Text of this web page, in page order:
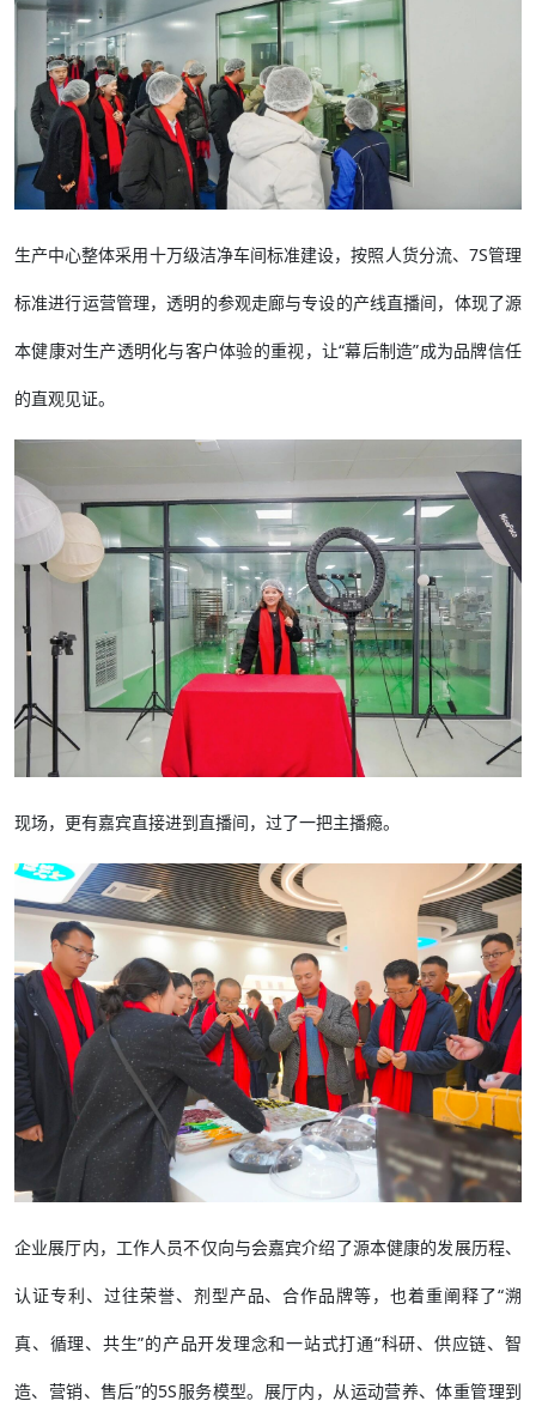
生产中心整体采用十万级洁净车间标准建设，按照人货分流、7S管理
标准进行运营管理，透明的参观走廊与专设的产线直播间，体现了源
本健康对生产透明化与客户体验的重视，让“幕后制造”成为品牌信任
的直观见证。
现场，更有嘉宾直接进到直播间，过了一把主播瘾。
企业展厅内，工作人员不仅向与会嘉宾介绍了源本健康的发展历程、
认证专利、过往荣誉、剂型产品、合作品牌等，也着重阐释了“溯
真、循理、共生”的产品开发理念和一站式打通“科研、供应链、智
造、营销、售后”的5S服务模型。展厅内，从运动营养、体重管理到